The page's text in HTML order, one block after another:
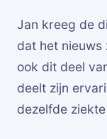
Jan kreeg de
dat het nieuws
ook dit deel
deelt zijn
dezelfde